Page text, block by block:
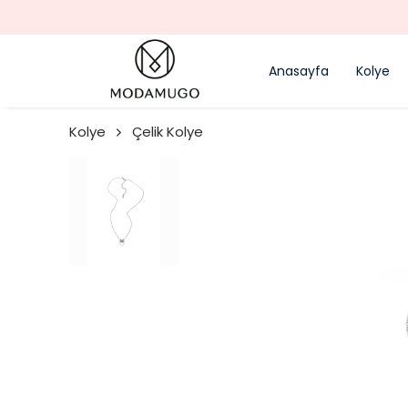
Anasayfa Kolye
Kolye Çelik Kolye